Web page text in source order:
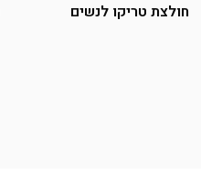
חולצת טריקו לנשים